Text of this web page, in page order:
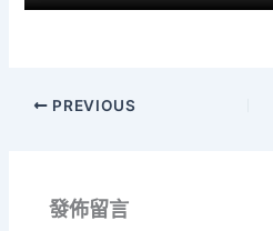
PREVIOUS
發佈留言